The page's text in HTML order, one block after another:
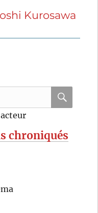
Kurosawa
chroniqués